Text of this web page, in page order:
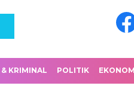
KRIMINAL POLITIK